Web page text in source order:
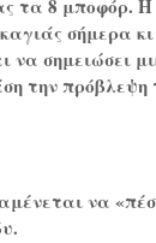
τα 8 μποφόρ.
σήμερα
σημειώσει
την
να